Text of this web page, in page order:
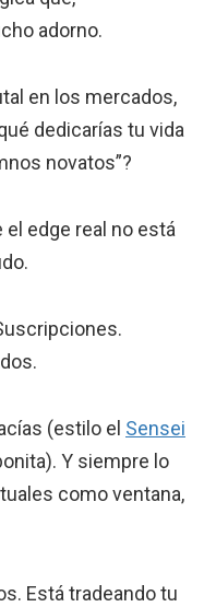
adorno.
en los mercados,
dedicarías tu vida
novatos”?
edge real no está
(estilo el Sensei
Y siempre lo
como ventana,
Está tradeando tu